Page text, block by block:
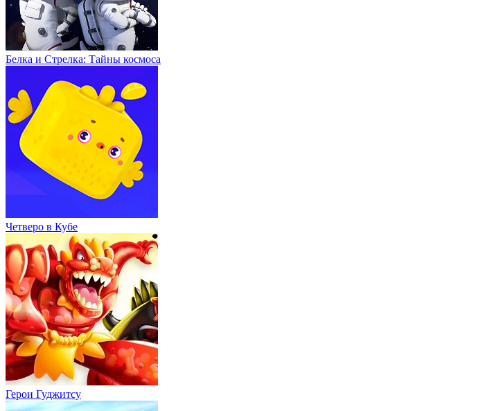
Белка и Стрелка: Тайны космоса
Четверо в Кубе
Герои Гуджитсу